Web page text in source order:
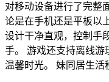
对移动设备进行了完整
论是在手机还是平板以
设计干净直观，控制手
手。 游戏还支持离线游
温馨时光。 妹同居生活